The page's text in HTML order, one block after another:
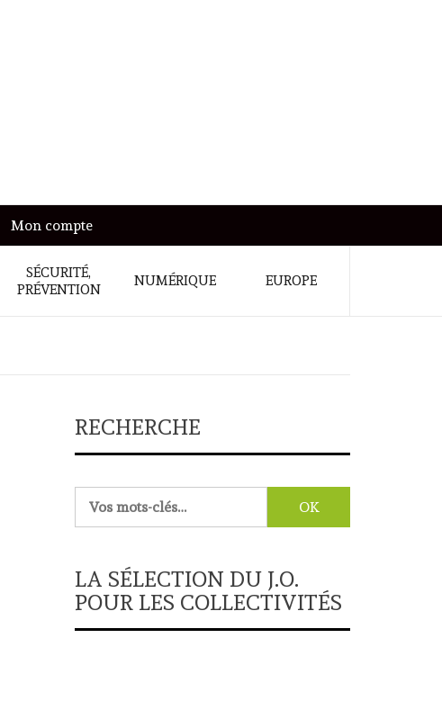
Mon compte
SÉCURITÉ,
PRÉVENTION
NUMÉRIQUE EUROPE
RECHERCHE
LA SÉLECTION DU J.O.
POUR LES COLLECTIVITÉS